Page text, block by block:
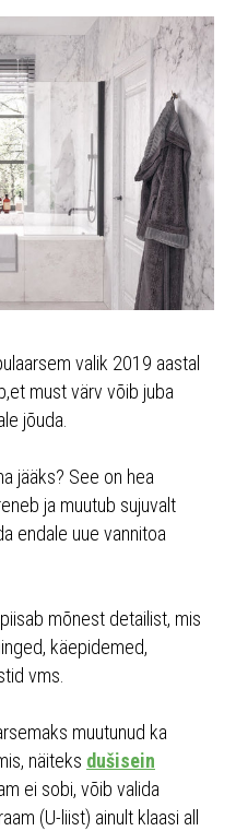
valik 2019 aastal
must värv võib juba
jõuda.
jääks? See on hea
ja muutub sujuvalt
endale uue vannitoa
mõnest detailist, mis
käepidemed,
vms.
muutunud ka
näiteks dušisein
ei sobi, võib valida
(U-liist) ainult klaasi all